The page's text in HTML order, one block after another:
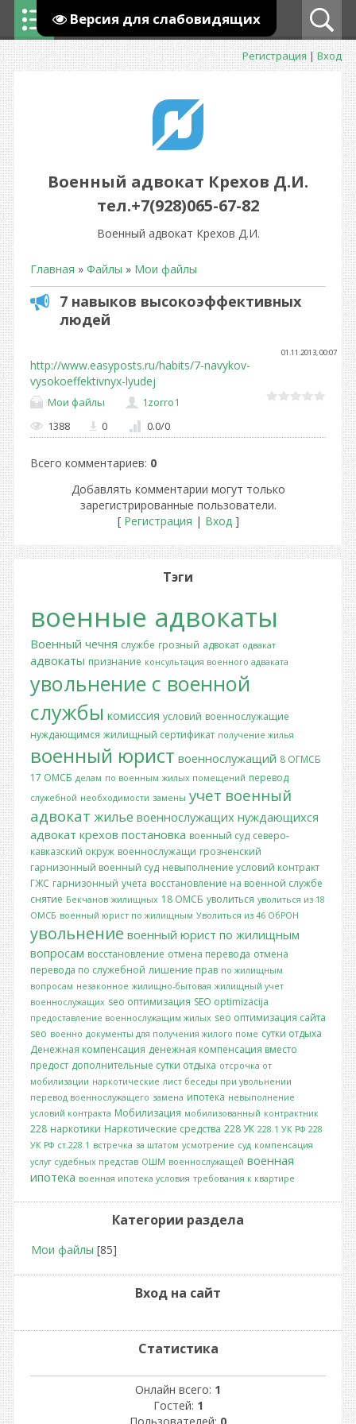
Версия для слабовидящих
Регистрация|Вход
Военный адвокат Крехов Д.И.
тел.+7(928)065-67-82
Военный адвокат Крехов Д.И.
Главная » Файлы » Мои файлы
7 навыков высокоэффективных
людей
01.11.2013, 00:07
http://www.easyposts.ru/habits/7-navykov-
vysokoeffektivnyx-lyudej
Мои файлы
1zorro1
1388
0 0.0/0
Всего комментариев: 0
Добавлять комментарии могут только
зарегистрированные пользователи.
[ Регистрация | Вход]
Тэги
военные адвокаты
Военный чечня службе грозный адвокат одвакат
адвокаты признание консультация военного адваката
увольнение с военной
службы комиссия условий военнослужащие
нуждающимся жилищный сертификат получение жилья
военный юрист военнослужащий 8 ОГМСБ
17 ОМСБ делам по военным жилых помещений перевод
служебной необходимости замены учет военный
адвокат жилье военнослужащих нуждающихся
адвокат крехов постановка военный суд северо-
кавказский окруж военнослужащи грозненский
гарнизонный военный суд невыполнение условий контракт
ГЖС гарнизонный учета восстановление на военной службе
снятие Бекчанов жилищных 18 ОМСБ уволиться уволиться из 18
ОМСБ военный юрист по жилищным Уволиться из 46 ОбРОН
увольнение военный юрист по жилищным
вопросам восстановление отмена перевода отмена
перевода по служебной лишение прав по жилищным
вопросам незаконное жилищно-бытовая жилищный учет
военнослужащих seo оптимизация SEO optimizacija
предоставление военнослужащим жилых seo оптимизация сайта
seo военно документы для получения жилого поме сутки отдыха
Денежная компенсация денежная компенсация вместо
предост дополнительные сутки отдыха отсрочка от
мобилизации наркотические лист беседы при увольнении
перевод военнослужащего замена ипотека невыполнение
условий контракта Мобилизация мобилизованный контрактник
228 наркотики Наркотические средства 228 УК 228.1 УК РФ 228
УК РФ ст.228.1 встречка за штатом усмотрение суд компенсация
услуг судебных представ ОШМ военнослужащей военная
ипотека военная ипотека условия требования к квартире
Категории раздела
Мои файлы [85]
Вход на сайт
Статистика
Онлайн всего: 1
Гостей: 1